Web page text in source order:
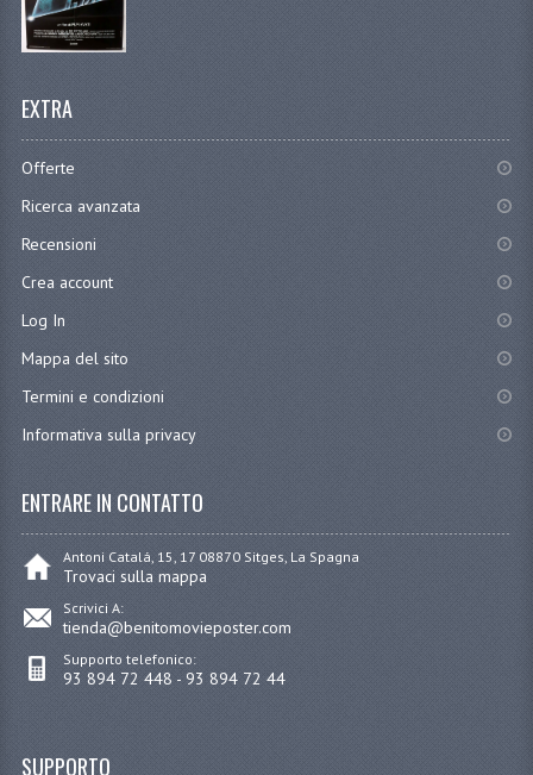
EXTRA
Offerte
Ricerca avanzata
Recensioni
Crea account
Log In
Mappa del sito
Termini e condizioni
Informativa sulla privacy
ENTRARE IN CONTATTO
Antoni Catalá, 15, 17 08870 Sitges, La Spagna
Trovaci sulla mappa
Scrivici A:
tienda@benitomovieposter.com
Supporto telefonico:
93 894 72 448 - 93 894 72 44
SUPPORTO